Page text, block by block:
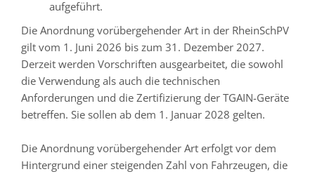
aufgeführt.
Die Anordnung vorübergehender Art in der RheinSchPV
gilt vom 1. Juni 2026 bis zum 31. Dezember 2027.
Derzeit werden Vorschriften ausgearbeitet, die sowohl
die Verwendung als auch die technischen
Anforderungen und die Zertifizierung der TGAIN-Geräte
betreffen. Sie sollen ab dem 1. Januar 2028 gelten.
Die Anordnung vorübergehender Art erfolgt vor dem
Hintergrund einer steigenden Zahl von Fahrzeugen, die